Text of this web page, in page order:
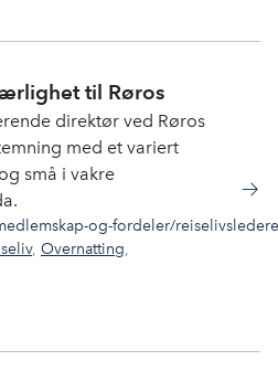
til Røros
direktør ved Røros
med et variert
små i vakre
og-fordeler/
, Overnatting,